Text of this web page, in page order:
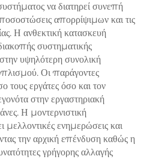
να διατηρεί συνεπή
απορρίψιμων και τις
Η ανθεκτική κατασκευή
συστηματικής
υψηλότερη συνολική
Οι παράγοντες
τους εργάτες όσο και τον
στην εργαστηριακή
Η μοντερνιστική
ενημερώσεις και
την αρχική επένδυση καθώς η
γρήγορης αλλαγής